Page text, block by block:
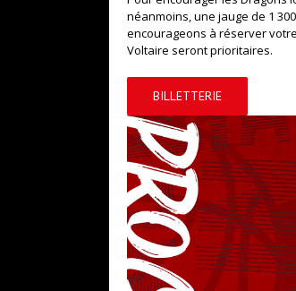
néanmoins, une jauge de 1
encourageons à réserver
Voltaire seront prioritaires.
BILLETTERIE